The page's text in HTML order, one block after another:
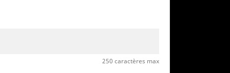
250 caractères max